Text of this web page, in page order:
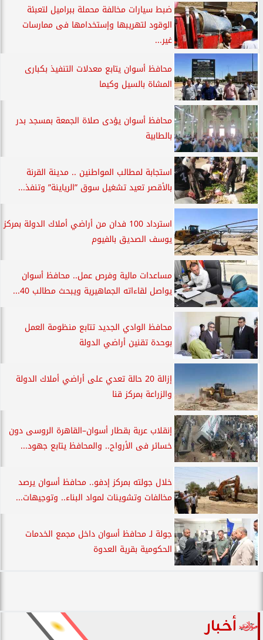
ضبط سيارات مخالفة محملة ببراميل لتعبئة
الوقود لتهريبها وإستخدامها فى ممارسات
غير...
محافظ أسوان يتابع معدلات التنفيذ بكبارى
المشاة بالسيل وكيما
محافظ أسوان يؤدى صلاة الجمعة بمسجد بدر
بالطابية
استجابة لمطالب المواطنين .. مدينة القرنة
بالأقصر تعيد تشغيل سوق ”الرياينة” وتنفذ...
استرداد 100 فدان من أراضي أملاك الدولة بمركز
يوسف الصديق بالفيوم
مساعدات مالية وفرص عمل.. محافظ أسوان
يواصل لقاءاته الجماهيرية ويبحث مطالب 40...
محافظ الوادي الجديد تتابع منظومة العمل
بوحدة تقنين أراضي الدولة
إزالة 20 حالة تعدي على أراضي أملاك الدولة
والزراعة بمركز قنا
إنقلاب عربة بقطار أسوان–القاهرة الروسى دون
خسائر فى الأرواح.. والمحافظ يتابع جهود...
خلال جولته بمركز إدفو.. محافظ أسوان يرصد
مخالفات وتشوينات لمواد البناء.. وتوجيهات...
جولة لـ محافظ أسوان داخل مجمع الخدمات
الحكومية بقرية العدوة
أخبار